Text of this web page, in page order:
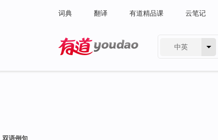
词典 翻译 有道精品课 云笔记
中英
双语例句